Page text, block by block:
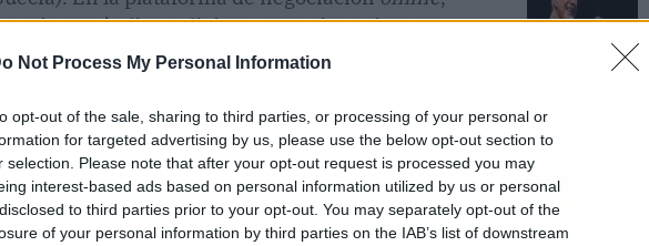
Not Process My Personal Information
opt-out of the sale, sharing to third parties, or processing of your personal or
for targeted advertising by us, please use the below opt-out section to
selection. Please note that after your opt-out request is processed you may
interest-based ads based on personal information utilized by us or personal
to third parties prior to your opt-out. You may separately opt-out of the
of your personal information by third parties on the IAB’s list of downstream
índices, divisas, materias primas y
para multiplicar su capital.